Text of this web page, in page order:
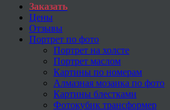
Заказать
Цены
Отзывы
Портрет по фото
Портрет на холсте
Портрет маслом
Картины по номерам
Алмазная мозаика по фото
Картины блестками
Фотокубик трансформер